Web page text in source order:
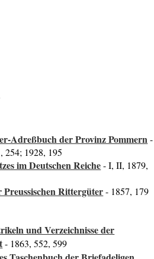
Adreßbuch der Provinz Pommern-
254; 1928, 195
im Deutschen Reiche- I, II, 1879,
Rittergüter- 1857, 179
und Verzeichnisse der
- 1863, 552, 599